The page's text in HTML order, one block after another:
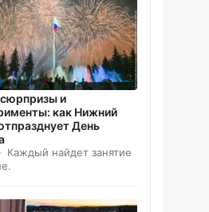
и
как Нижний
День
Каждый найдет занятие